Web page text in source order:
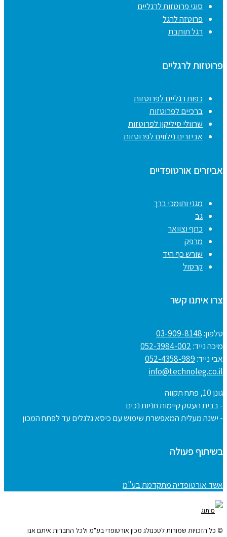
סוגי פרוטזות לרגליים
פרוטזה לרגל
רגל תותבת
פרוטזות לרגליים
כפות רגליים לפרוטזות
ברכיים לפרוטזות
שרוולי סיליקון לפרוטזות
אביזרים נילווים לפרוטזות
אביזרים אורטופדיים
מגני ותומכי ברך
גב
כתף וצוואר
מרפק
שורש כף היד
קרסול
צרו איתנו קשר
טלפון:03-909-8148
מיכה נייד:052-3984-002
אבי נייד:052-4358-989
info@technoleg.co.il
גונן 10, פתח תקווה
- בבית העסק קיימות חניות נכים
- ישנה מעלית המאפשרת שימוש עם כיסא גלגלים עד לפתח המכון
בשיתוף פעולה
אשד אורטופדיה מתקדמת בע"מ
© כל הזכויות שמורות לטכנולג מכון אורטופדי בע"מ ולכל החברות איתם אנו